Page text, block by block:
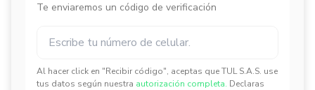
Te enviaremos un código de verificación
Al hacer click en "Recibir código", aceptas que TUL S.A.S. use
tus datos según nuestra autorización completa. Declaras
✕
✕